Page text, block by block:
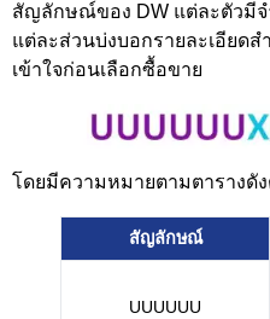
สัญลักษณ์ของ DW แต่ละตัวมีจ
แต่ละส่วนบ่งบอกรายละเอียด
เข้าใจก่อนเลือกซื้อขาย
โดยมีความหมายตามตารางดั
สัญลักษณ์
UUUUUU